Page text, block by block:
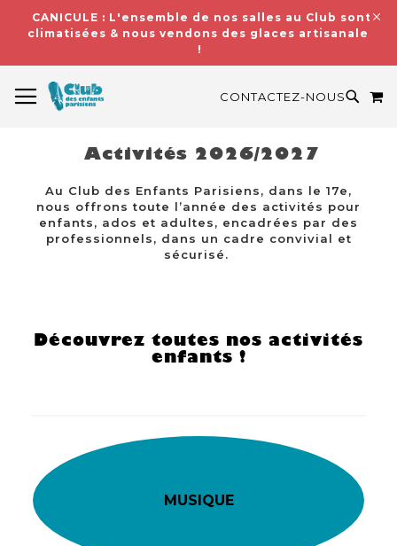
CANICULE : L'ensemble de nos salles au Club sont
climatisées & nous vendons des glaces artisanales
!
CONTACTEZ-NOUS
Activités 2026/2027
Au Club des Enfants Parisiens, dans le 17e,
nous offrons toute l’année des activités pour
enfants, ados et adultes, encadrées par des
professionnels, dans un cadre convivial et
sécurisé.
Découvrez toutes nos activités
enfants !
MUSIQUE